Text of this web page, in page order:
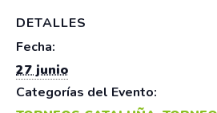
DETALLES
Fecha:
27 junio
Categorías del Evento: